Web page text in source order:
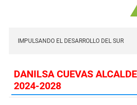
IMPULSANDO EL DESARROLLO DEL SUR
DANILSA CUEVAS
2024-2028